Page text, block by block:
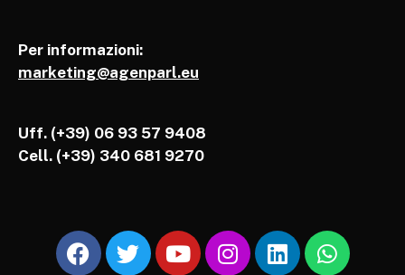
Per informazioni:
marketing@agenparl.eu
Uff. (+39) 06 93 57 9408
Cell. (+39) 340 681 9270